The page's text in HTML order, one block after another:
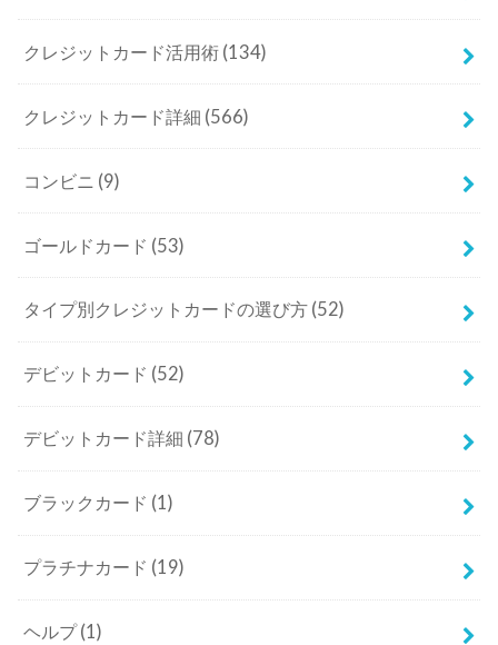
クレジットカード活用術 (134)
クレジットカード詳細 (566)
コンビニ (9)
ゴールドカード (53)
タイプ別クレジットカードの選び方 (52)
デビットカード (52)
デビットカード詳細 (78)
ブラックカード (1)
プラチナカード (19)
ヘルプ(1)